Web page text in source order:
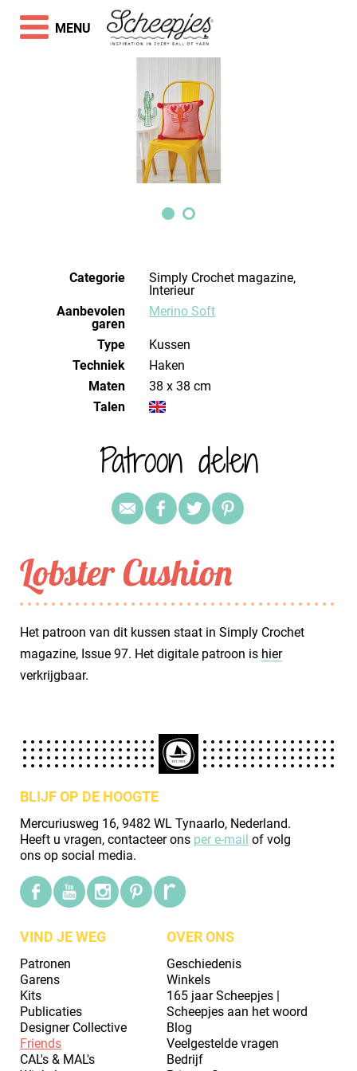
Categorie
Simply Crochet magazine,
Interieur
Aanbevolen
garen
Merino Soft
Type
Kussen
Techniek
haken
Maten
38 x 38 cm
Talen
Patroon delen
Lobster Cushion
Het patroon van dit kussen staat in Simply Crochet
magazine, Issue 97. Het digitale patroon is hier
verkrijgbaar.
BLIJF OP DE HOOGTE
Mercuriusweg 16, 9482 WL Tynaarlo, Nederland.
Heeft u vragen, contacteer ons per e-mail of volg
ons op social media.
VIND JE WEG
Patronen
Garens
Kits
Publicaties
Designer Collective
Friends
CAL's & MAL's
OVER ONS
Geschiedenis
Winkels
165 jaar Scheepjes |
Scheepjes aan het woord
Blog
Veelgestelde vragen
Bedrijf
MENU